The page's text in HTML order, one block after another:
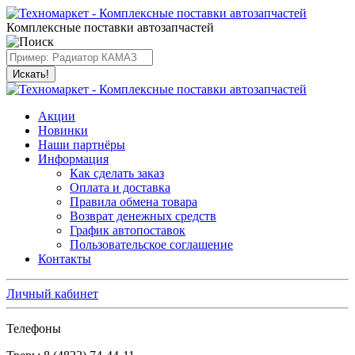
Комплексные поставки автозапчастей
Искать!
Акции
Новинки
Наши партнёры
Информация
Как сделать заказ
Оплата и доставка
Правила обмена товара
Возврат денежных средств
График автопоставок
Пользовательское соглашение
Контакты
Личный кабинет
Телефоны